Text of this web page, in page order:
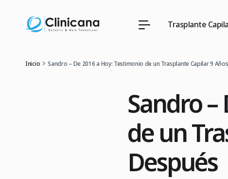
Trasplante
Inicio Sandro – De 2016 a Hoy: Testimonio de un Trasplante Capilar 9
Sandro –
de un
Después